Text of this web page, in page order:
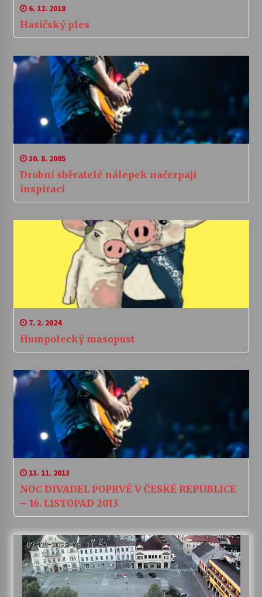
6. 12. 2018
Hasičský ples
30. 8. 2005
Drobní sběratelé nálepek načerpají
inspiraci
7. 2. 2024
Humpolecký masopust
13. 11. 2013
NOC DIVADEL POPRVÉ V ČESKÉ REPUBLICE
– 16. LISTOPAD 2013